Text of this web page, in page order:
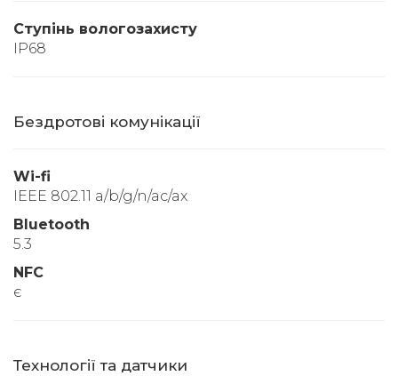
Ступінь вологозахисту
IP68
Бездротові комунікації
Wi-fi
IEEE 802.11 a/b/g/n/ac/ax
Bluetooth
5.3
NFC
є
Технології та датчики